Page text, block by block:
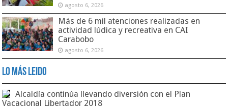
agosto 6, 2026
Más de 6 mil atenciones realizadas en
actividad lúdica y recreativa en CAI
Carabobo
agosto 6, 2026
Lo Más Leido
Alcaldía continúa llevando diversión con el Plan
Vacacional Libertador 2018